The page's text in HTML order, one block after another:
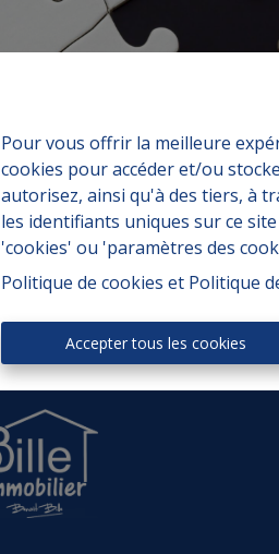
Pour vous offrir la meilleure
cookies pour accéder et/ou
autorisez, ainsi qu'à des tiers, à
les identifiants uniques sur ce
'cookies' ou 'paramètres des
Politique de cookies et Politique
Accepter tous les cookies